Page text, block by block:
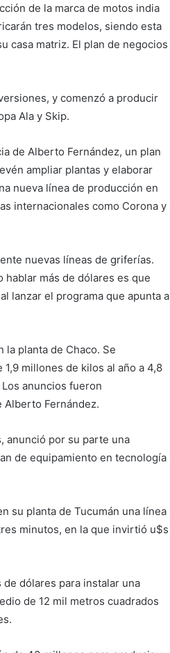
de la marca de motos india
tres modelos, siendo esta
casa matriz. El plan de negocios
y comenzó a producir
Ala y Skip.
de Alberto Fernández, un plan
ampliar plantas y elaborar
nueva línea de producción en
internacionales como Corona y
nuevas líneas de griferías.
hablar más de dólares es que
lanzar el programa que apunta a
la planta de Chaco. Se
millones de kilos al año a 4,8
anuncios fueron
Alberto Fernández.
anunció por su parte una
de equipamiento en tecnología
su planta de Tucumán una línea
minutos, en la que invirtió u$s
dólares para instalar una
de 12 mil metros cuadrados